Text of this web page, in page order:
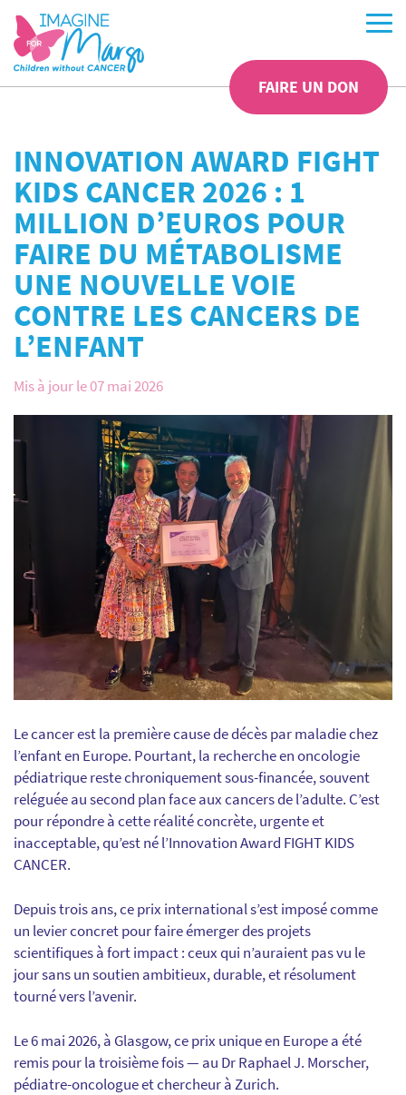
FAIRE UN DON
INNOVATION AWARD FIGHT
KIDS CANCER 2026 : 1
MILLION D’EUROS POUR
FAIRE DU MÉTABOLISME
UNE NOUVELLE VOIE
CONTRE LES CANCERS DE
L’ENFANT
Mis à jour le 07 mai 2026
Le cancer est la première cause de décès par maladie chez
l’enfant en Europe. Pourtant, la recherche en oncologie
pédiatrique reste chroniquement sous-financée, souvent
reléguée au second plan face aux cancers de l’adulte. C’est
pour répondre à cette réalité concrète, urgente et
inacceptable, qu’est né l’Innovation Award FIGHT KIDS
CANCER.
Depuis trois ans, ce prix international s’est imposé comme
un levier concret pour faire émerger des projets
scientifiques à fort impact : ceux qui n’auraient pas vu le
jour sans un soutien ambitieux, durable, et résolument
tourné vers l’avenir.
Le 6 mai 2026, à Glasgow, ce prix unique en Europe a été
remis pour la troisième fois — au Dr Raphael J. Morscher,
pédiatre-oncologue et chercheur à Zurich.